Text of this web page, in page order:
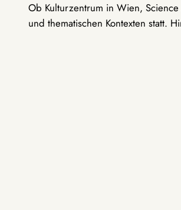
Ob Kulturzentrum in Wien,
und thematischen Kontexten statt.